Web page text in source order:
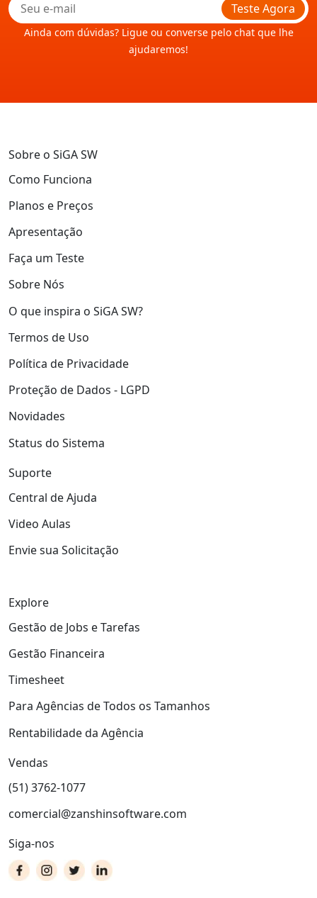
Teste Agora
Ainda com dúvidas? Ligue ou converse pelo chat que lhe
ajudaremos!
Sobre o SiGA SW
Como Funciona
Planos e Preços
Apresentação
Faça um Teste
Sobre Nós
O que inspira o SiGA SW?
Termos de Uso
Política de Privacidade
Proteção de Dados - LGPD
Novidades
Status do Sistema
Suporte
Central de Ajuda
Video Aulas
Envie sua Solicitação
Explore
Gestão de Jobs e Tarefas
Gestão Financeira
Timesheet
Para Agências de Todos os Tamanhos
Rentabilidade da Agência
Vendas
(51) 3762-1077
comercial@zanshinsoftware.com
Siga-nos